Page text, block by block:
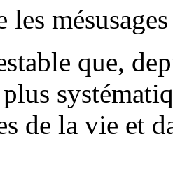
mésusages
que,
de la vie et